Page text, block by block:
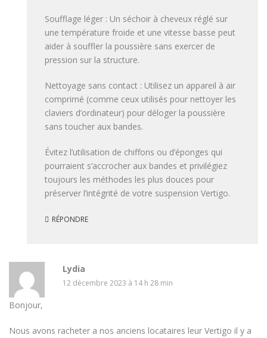
Soufflage léger : Un séchoir à cheveux réglé sur
une température froide et une vitesse basse peut
aider à souffler la poussière sans exercer de
pression sur la structure.
Nettoyage sans contact : Utilisez un appareil à air
comprimé (comme ceux utilisés pour nettoyer les
claviers d’ordinateur) pour déloger la poussière
sans toucher aux bandes.
Évitez l’utilisation de chiffons ou d’éponges qui
pourraient s’accrocher aux bandes et privilégiez
toujours les méthodes les plus douces pour
préserver l’intégrité de votre suspension Vertigo.
RÉPONDRE
Lydia
12 décembre 2023 à 14 h 28 min
Bonjour,
Nous avons racheter a nos anciens locataires leur Vertigo il y a